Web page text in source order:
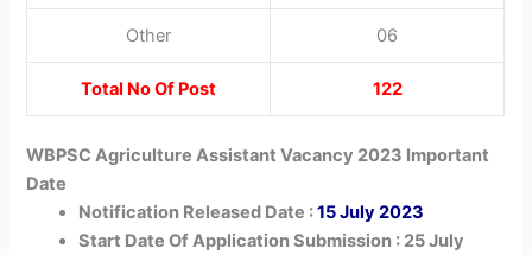
Other 06
Total No Of Post 122
WBPSC Agriculture Assistant Vacancy 2023 Important
Date
Notification Released Date :15 July 2023
Start Date Of Application Submission : 25 July